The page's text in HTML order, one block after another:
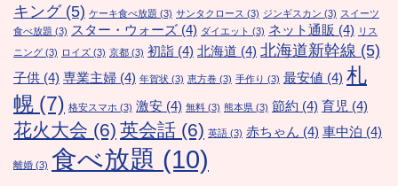
キング(5) ケーキ食べ放題 (3) サンタクロース (3) ジンギスカン (3) スイーツ
食べ放題 (3) スター・ウォーズ (4) ダイエット (3) ネット通販 (4) リス
ニング (3) ロイズ (3) 京都 (3) 初詣 (4) 北海道 (4) 北海道新幹線 (5)
子供 (4) 専業主婦 (4) 年賀状 (3) 恵方巻 (3) 手作り (3) 最安値 (4) 札
幌 (7) 格安スマホ (3) 激安 (4) 無料 (3) 熊本県 (3) 節約 (4) 育児 (4)
花火大会 (6) 英会話 (6) 英語 (3) 赤ちゃん (4) 車中泊 (4)
離婚 (3) 食べ放題 (10)